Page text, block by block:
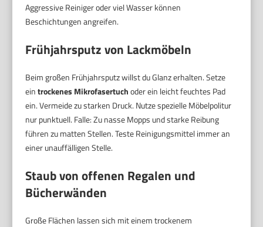
Aggressive Reiniger oder viel Wasser können
Beschichtungen angreifen.
Frühjahrsputz von Lackmöbeln
Beim großen Frühjahrsputz willst du Glanz erhalten. Setze
eintrockenes Mikrofasertuchoder ein leicht feuchtes Pad
ein. Vermeide zu starken Druck. Nutze spezielle Möbelpolitur
nur punktuell. Falle: Zu nasse Mopps und starke Reibung
führen zu matten Stellen. Teste Reinigungsmittel immer an
einer unauffälligen Stelle.
Staub von offenen Regalen und
Bücherwänden
Große Flächen lassen sich mit einem trockenem